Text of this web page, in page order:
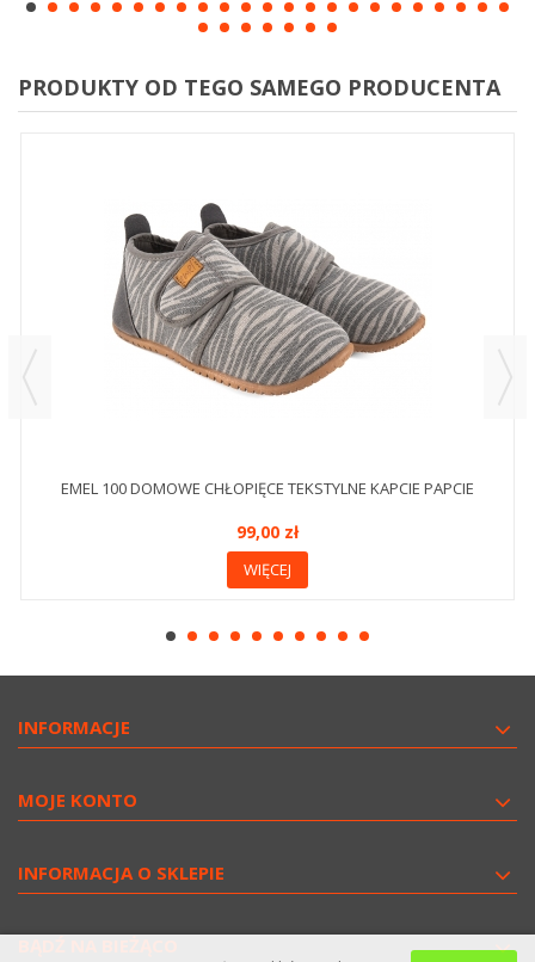
PRODUKTY OD TEGO SAMEGO PRODUCENTA
EMEL 100 DOMOWE CHŁOPIĘCE TEKSTYLNE KAPCIE PAPCIE
99,00 zł
WIĘCEJ
INFORMACJE
MOJE KONTO
INFORMACJA O SKLEPIE